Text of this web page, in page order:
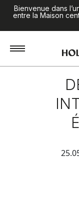
Bienvenue dans
entre la Maison